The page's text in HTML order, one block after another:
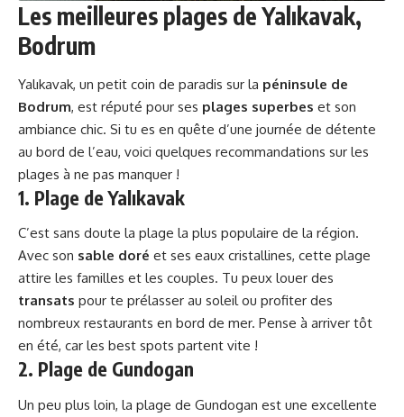
Les meilleures plages de Yalıkavak,
Bodrum
Yalıkavak, un petit coin de paradis sur la péninsule de
Bodrum, est réputé pour ses plages superbes et son
ambiance chic. Si tu es en quête d’une journée de détente
au bord de l’eau, voici quelques recommandations sur les
plages à ne pas manquer !
1. Plage de Yalıkavak
C’est sans doute la plage la plus populaire de la région.
Avec son sable doré et ses eaux cristallines, cette plage
attire les familles et les couples. Tu peux louer des
transats pour te prélasser au soleil ou profiter des
nombreux restaurants en bord de mer. Pense à arriver tôt
en été, car les best spots partent vite !
2. Plage de Gundogan
Un peu plus loin, la plage de Gundogan est une excellente